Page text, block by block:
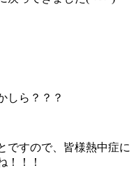
しら？？？
ですので、皆様熱中症に
！！！